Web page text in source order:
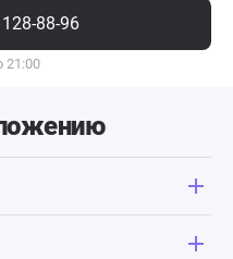
88-96
21:00